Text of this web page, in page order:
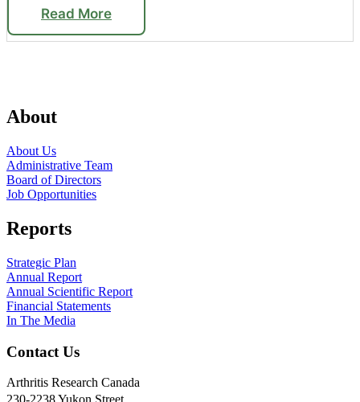
Read More
About
About Us
Administrative Team
Board of Directors
Job Opportunities
Reports
Strategic Plan
Annual Report
Annual Scientific Report
Financial Statements
In The Media
Contact Us
Arthritis Research Canada